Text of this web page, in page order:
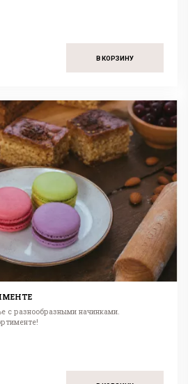
В КОРЗИНУ
с разнообразными начинками.